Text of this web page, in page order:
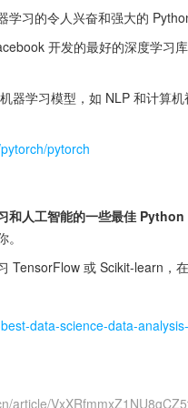
习的令人兴奋和强大的
开发的最好的深度学习
器学习模型，如 NLP 和计算
pytorch
和人工智能的一些最佳 Python
TensorFlow 或 Scikit-learn，
data-science-data-
article/